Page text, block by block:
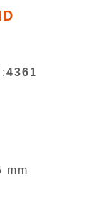
4361
mm